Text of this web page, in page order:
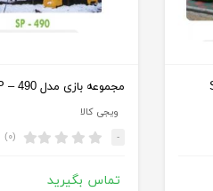
مجموعه بازی مدل SP – 490
ویجی کالا
- (۰)
تماس بگیرید